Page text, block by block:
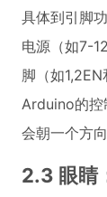
具体到引脚功
电源（如7-
脚（如
Arduino的控
会朝一个方
2.3 眼睛